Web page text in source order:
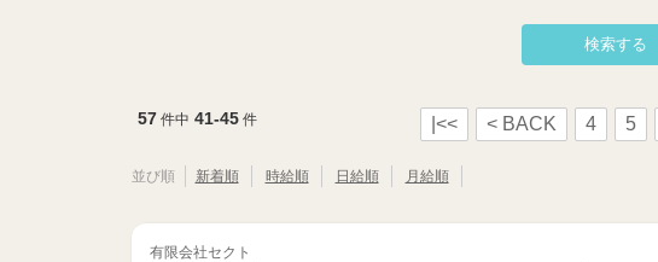
57 件中 41-45件 |<< < BACK 4 5
並び順 新着順 時給順 日給順 月給順
有限会社セクト